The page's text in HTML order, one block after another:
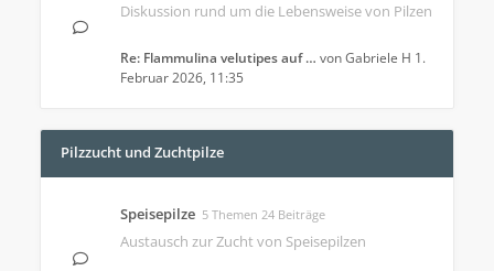
Diskussion rund um die Lebensweise von Pilzen
Re: Flammulina velutipes auf … vonGabriele H 1.
Februar 2026, 11:35
Pilzzucht und Zuchtpilze
Speisepilze 5 Themen 24 Beiträge
Austausch zur Zucht von Speisepilzen